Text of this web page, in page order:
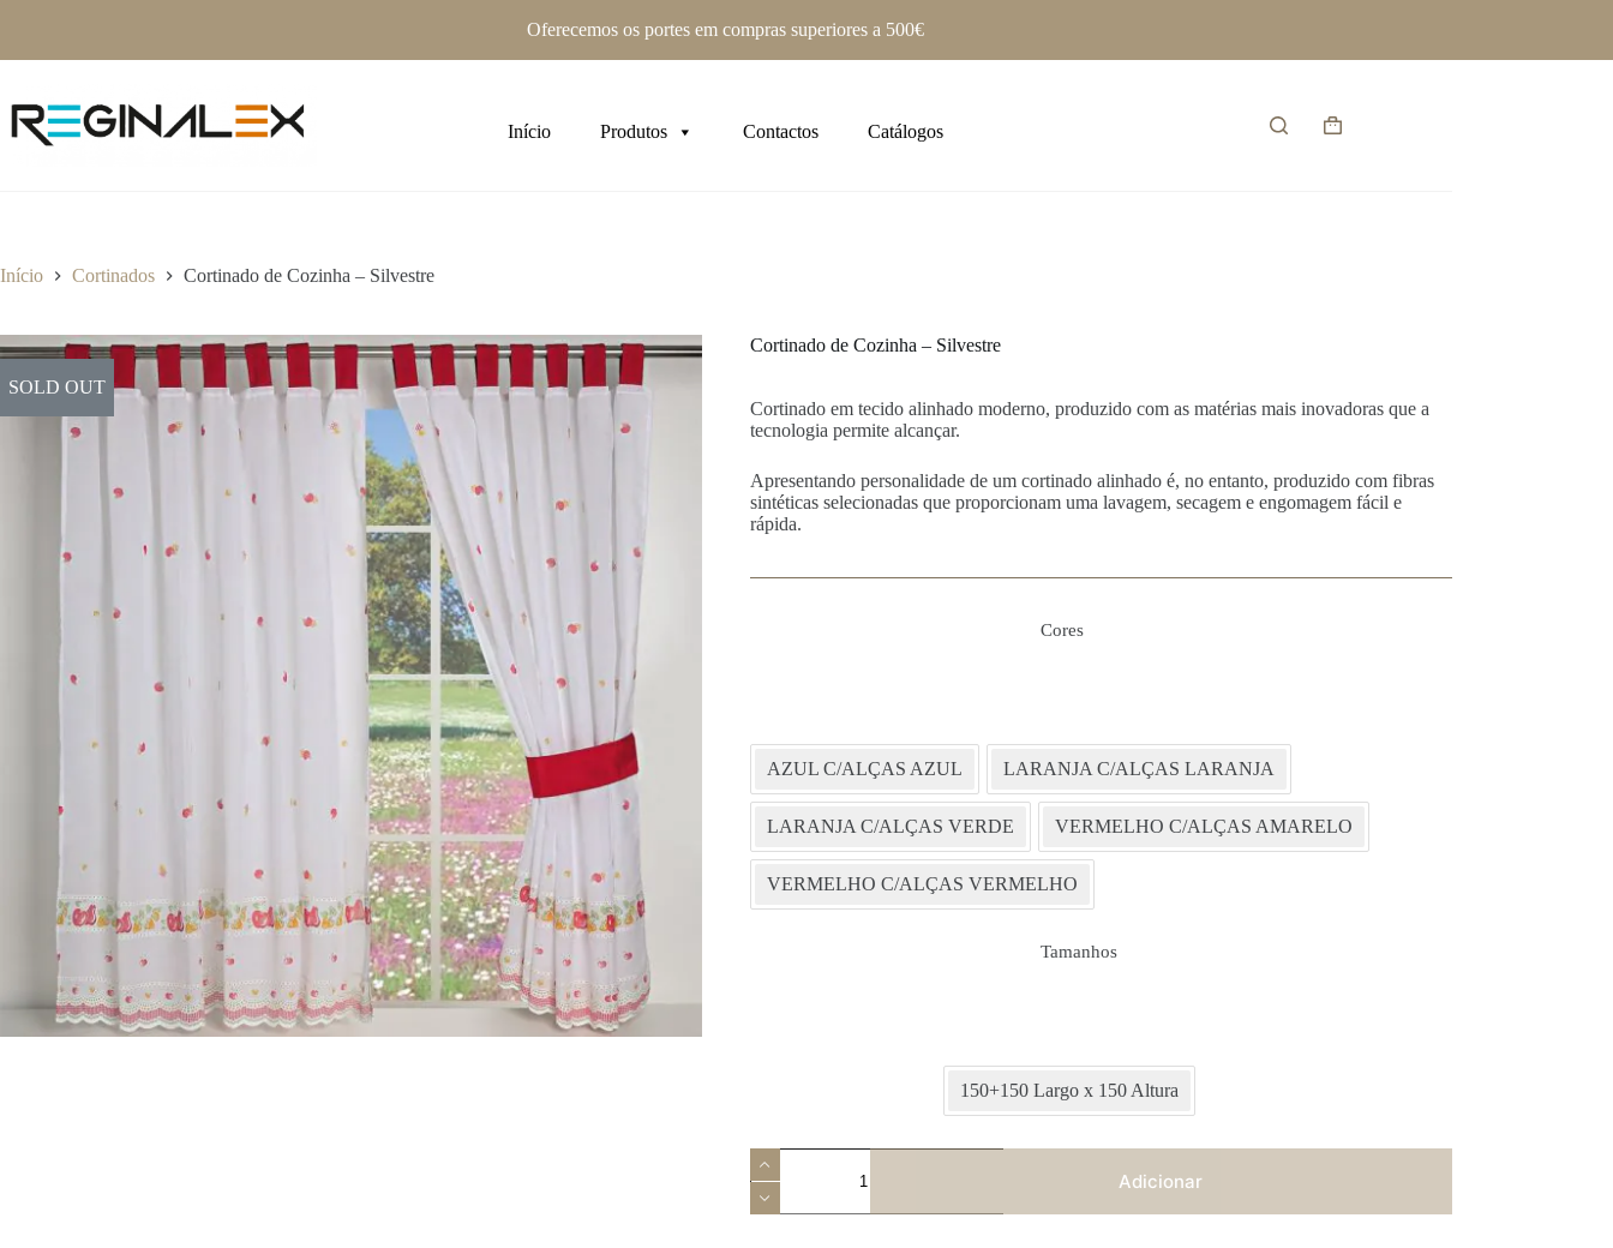
Oferecemos os portes em compras superiores a 500€
Início Produtos Contactos Catálogos
Carrinho
Início Cortinados Cortinado de Cozinha – Silvestre
SOLD OUT
Cortinado de Cozinha – Silvestre
Cortinado em tecido alinhado moderno, produzido com as matérias mais inovadoras que a
tecnologia permite alcançar.
Apresentando personalidade de um cortinado alinhado é, no entanto, produzido com fibras
sintéticas selecionadas que proporcionam uma lavagem, secagem e engomagem fácil e
rápida.
Cores
AZUL C/ALÇAS AZUL LARANJA C/ALÇAS LARANJA
LARANJA C/ALÇAS VERDE VERMELHO C/ALÇAS AMARELO
VERMELHO C/ALÇAS VERMELHO
Tamanhos
150+150 Largo x 150 Altura
Quantidade
de
Cortinado
de
Adicionar